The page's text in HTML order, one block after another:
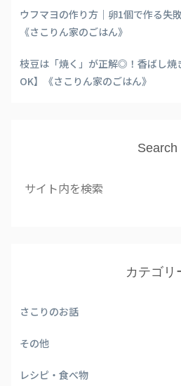
ウフマヨの作り方｜卵1個で作る失
《さこりん家のごはん》
枝豆は「焼く」が正解◎！香ばし焼
OK】《さこりん家のごはん》
Search
カテゴリ
さこりのお話
その他
レシピ・食べ物